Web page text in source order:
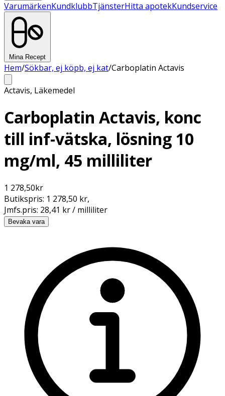
VarumärkenKundklubbTjänsterHitta apotekKundservice
Mina Recept
Hem/Sökbar, ej köpb, ej kat/Carboplatin Actavis
Actavis, Läkemedel
Carboplatin Actavis, konc
till inf-vätska, lösning 10
mg/ml, 45 milliliter
1 278,50kr
Butikspris: 1 278,50 kr,
Jmfs.pris: 28,41 kr / milliliter
Bevaka vara